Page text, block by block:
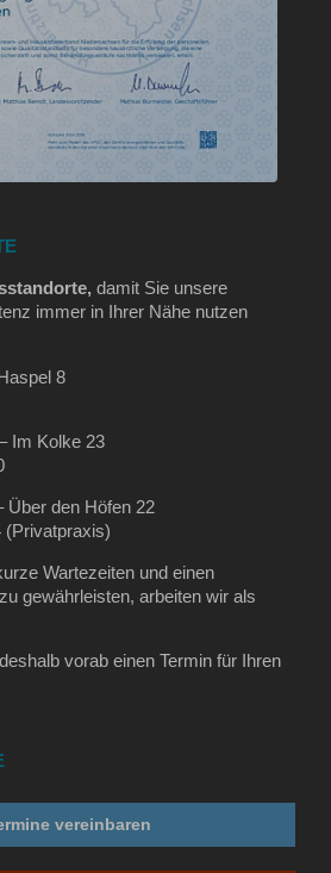
damit Sie unsere
immer in Ihrer Nähe nutzen
8
Im Kolke 23
Über den Höfen 22
(Privatpraxis)
Wartezeiten und einen
gewährleisten, arbeiten wir als
vorab einen Termin für Ihren
vereinbaren